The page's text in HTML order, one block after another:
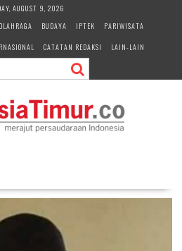
AUGUST 9, 2026
OLAHRAGA BUDAYA IPTEK
PARIWISATA
CATATAN REDAKSI LAIN-LAIN